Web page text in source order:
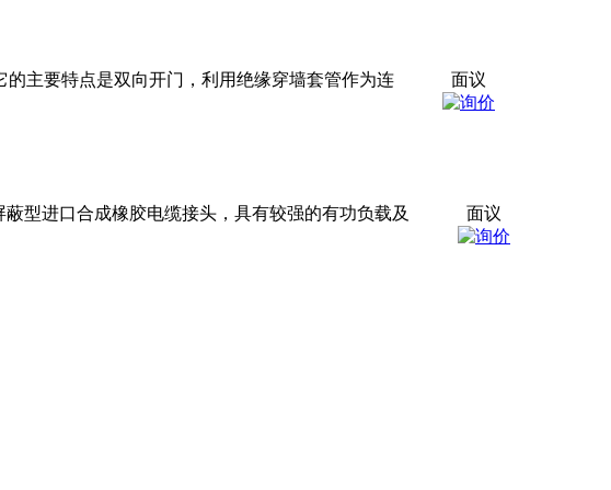
主要特点是双向开门，利用绝缘穿墙套管作为连
面议
型进口合成橡胶电缆接头，具有较强的有功负载及
面议